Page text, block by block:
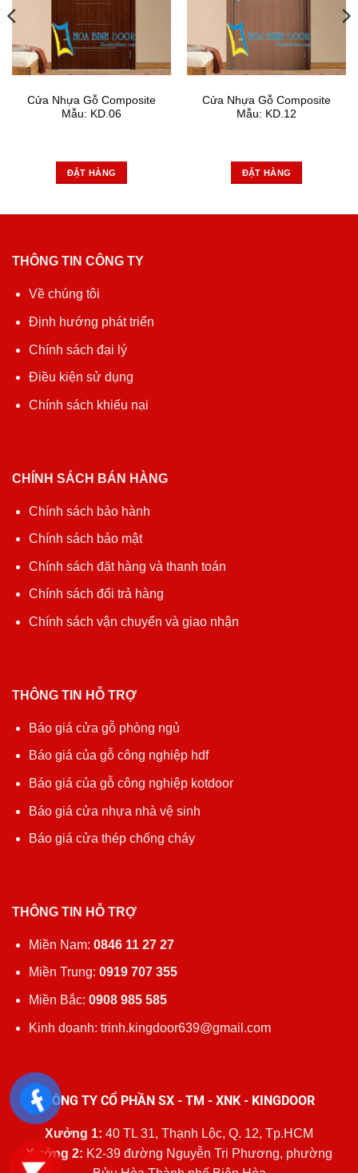
Cửa Nhựa Gỗ Composite
Mẫu: KD.06
ĐẶT HÀNG
Cửa Nhựa Gỗ Composite
Mẫu: KD.12
ĐẶT HÀNG
THÔNG TIN CÔNG TY
Về chúng tôi
Định hướng phát triển
Chính sách đại lý
Điều kiện sử dụng
Chính sách khiếu nại
CHÍNH SÁCH BÁN HÀNG
Chính sách bảo hành
Chính sách bảo mật
Chính sách đặt hàng và thanh toán
Chính sách đổi trả hàng
Chính sách vận chuyển và giao nhận
THÔNG TIN HỖ TRỢ
Báo giá cửa gỗ phòng ngủ
Báo giá của gỗ công nghiệp hdf
Báo giá của gỗ công nghiệp kotdoor
Báo giá cửa nhựa nhà vệ sinh
Báo giá cửa thép chống cháy
THÔNG TIN HỖ TRỢ
Miền Nam: 0846 11 27 27
Miền Trung: 0919 707 355
Miền Bắc: 0908 985 585
Kinh doanh: trinh.kingdoor639@gmail.com
CÔNG TY CỔ PHẦN SX - TM - XNK - KINGDOOR
Xưởng 1: 40 TL 31, Thạnh Lộc, Q. 12, Tp.HCM
Xưởng 2: K2-39 đường Nguyễn Tri Phương, phường